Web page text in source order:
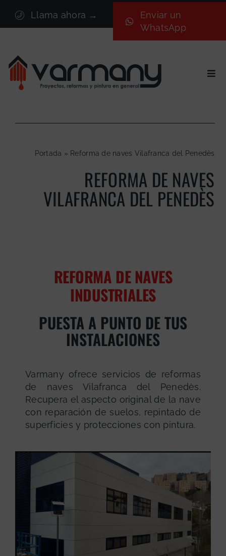
contenido
Llama ahora →
Enviar un
WhatsApp
Sectores
Proyectos
Portada » Reforma de naves Vilafranca del Penedès
REFORMA DE NAVES
VILAFRANCA DEL PENEDÈS
REFORMA DE NAVES
INDUSTRIALES
PUESTA A PUNTO DE TUS
INSTALACIONES
Varmany ofrece servicios de reformas
de naves Vilafranca del Penedès.
Recupera el aspecto original de la nave
con reparación de suelos, repintado de
superficies y protecciones con pintura.